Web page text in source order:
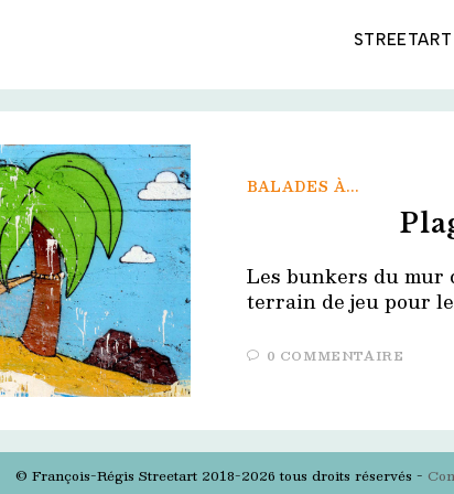
STREETART
BALADES À...
Les bunkers du
terrain de jeu pour
0 COMMENTAIRE
© François-Régis Streetart 2018-2026 tous droits réservés -